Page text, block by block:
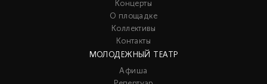
Концерты
О площадке
Коллективы
Контакты
МОЛОДЕЖНЫЙ ТЕАТР
Афиша